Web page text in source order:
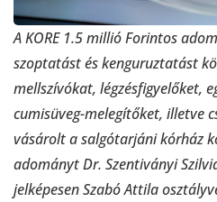
A KORE 1.5 millió Forintos
szoptatást és kenguruztatást
mellszívókat, légzésfigyelőket,
cumisüveg-melegítőket, illetve
vásárolt a salgótarjáni kórház
adományt Dr. Szentiványi
jelképesen Szabó Attila